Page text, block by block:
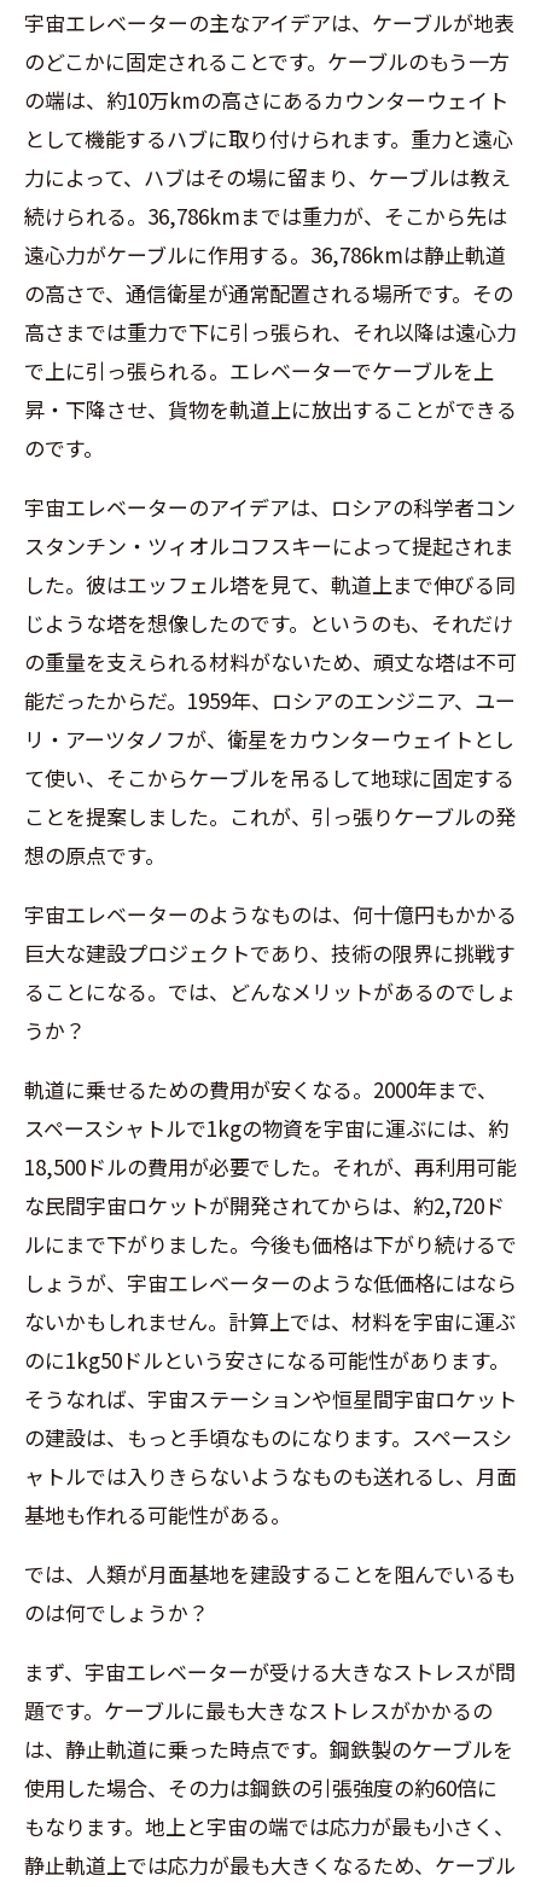
宇宙エレベーターの主なアイデアは、ケーブルが地表
のどこかに固定されることです。ケーブルのもう一方
の端は、約10万kmの高さにあるカウンターウェイト
として機能するハブに取り付けられます。重力と遠心
力によって、ハブはその場に留まり、ケーブルは教え
続けられる。36,786kmまでは重力が、そこから先は
遠心力がケーブルに作用する。36,786kmは静止軌道
の高さで、通信衛星が通常配置される場所です。その
高さまでは重力で下に引っ張られ、それ以降は遠心力
で上に引っ張られる。エレベーターでケーブルを上
昇・下降させ、貨物を軌道上に放出することができる
のです。
宇宙エレベーターのアイデアは、ロシアの科学者コン
スタンチン・ツィオルコフスキーによって提起されま
した。彼はエッフェル塔を見て、軌道上まで伸びる同
じような塔を想像したのです。というのも、それだけ
の重量を支えられる材料がないため、頑丈な塔は不可
能だったからだ。1959年、ロシアのエンジニア、ユー
リ・アーツタノフが、衛星をカウンターウェイトとし
て使い、そこからケーブルを吊るして地球に固定する
ことを提案しました。これが、引っ張りケーブルの発
想の原点です。
宇宙エレベーターのようなものは、何十億円もかかる
巨大な建設プロジェクトであり、技術の限界に挑戦す
ることになる。では、どんなメリットがあるのでしょ
うか？
軌道に乗せるための費用が安くなる。2000年まで、
スペースシャトルで1kgの物資を宇宙に運ぶには、約
18,500ドルの費用が必要でした。それが、再利用可能
な民間宇宙ロケットが開発されてからは、約2,720ド
ルにまで下がりました。今後も価格は下がり続けるで
しょうが、宇宙エレベーターのような低価格にはなら
ないかもしれません。計算上では、材料を宇宙に運ぶ
のに1kg50ドルという安さになる可能性があります。
そうなれば、宇宙ステーションや恒星間宇宙ロケット
の建設は、もっと手頃なものになります。スペースシ
ャトルでは入りきらないようなものも送れるし、月面
基地も作れる可能性がある。
では、人類が月面基地を建設することを阻んでいるも
のは何でしょうか？
まず、宇宙エレベーターが受ける大きなストレスが問
題です。ケーブルに最も大きなストレスがかかるの
は、静止軌道に乗った時点です。鋼鉄製のケーブルを
使用した場合、その力は鋼鉄の引張強度の約60倍に
もなります。地上と宇宙の端では応力が最も小さく、
静止軌道上では応力が最も大きくなるため、ケーブル